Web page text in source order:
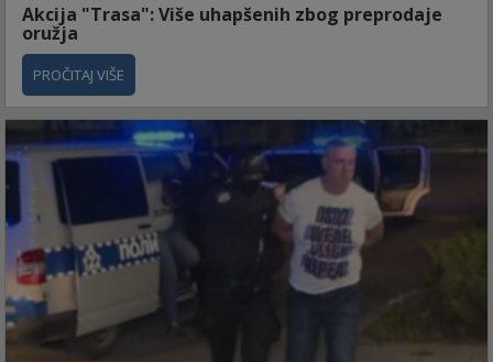
Akcija "Trasa": Više uhapšenih zbog preprodaje
oružja
PROČITAJ VIŠE